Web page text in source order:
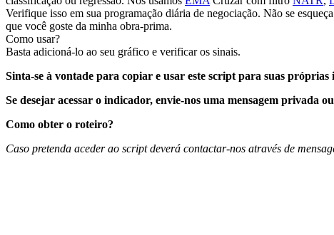
Verifique isso em sua programação diária de negociação. Não se
que você goste da minha obra-prima.
Como usar?
Basta adicioná-lo ao seu gráfico e verificar os sinais.
Sinta-se à vontade para copiar e usar este script para suas próprias
Se desejar acessar o indicador, envie-nos uma mensagem privada
Como obter o roteiro?
Caso pretenda aceder ao script deverá contactar-nos através de